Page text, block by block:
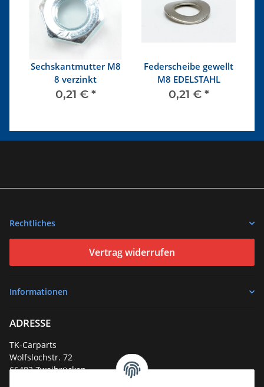
Sechskantmutter M8
8 verzinkt
0,21 € *
Federscheibe gewellt
M8 EDELSTAHL
0,21 € *
Rechtliches
Vertrag widerrufen
Informationen
ADRESSE
TK-Carparts
Wolfslochstr. 72
66482 Zweibrücken